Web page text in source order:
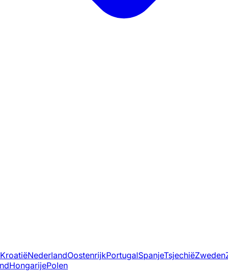
KroatiëNederlandOostenrijkPortugalSpanjeTsjechiëZweden
HongarijePolen